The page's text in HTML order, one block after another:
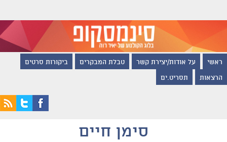
ראשי על אודות/יצירת קשר טבלת המבקרים ביקורות סרטים
הרצאות תסריט.ים
סימן חיים